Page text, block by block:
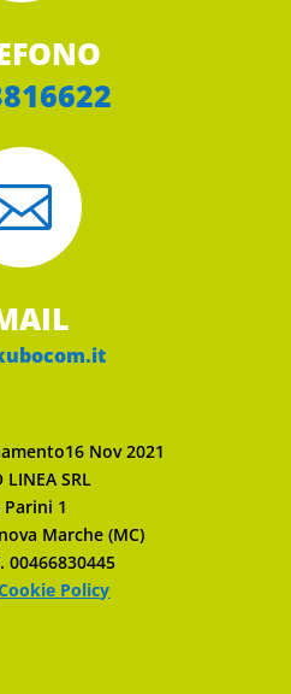
Nov 2021
LINEA SRL
Parini 1
Marche (MC)
00466830445
Policy